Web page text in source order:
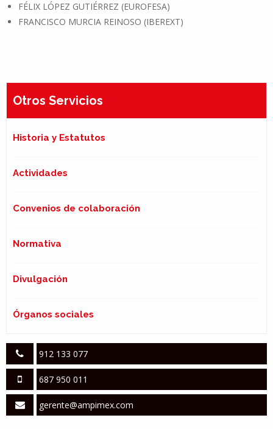
FÉLIX LÓPEZ GUTIÉRREZ (EUROFESA)
FRANCISCO MURCIA REINOSO (IBEREXT)
Otros Servicios
Historia y Estatutos
Actividades
Convenios de colaboración
Normativa
Divulgación
Órganos sociales
912 133 077
687 950 011
gerente@ampimex.com